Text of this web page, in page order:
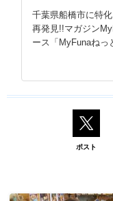
千葉県船橋市に特
再発見!!マガジン
ース「MyFunaねっ
ポスト